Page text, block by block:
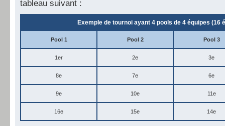
tableau suivant :
Exemple de tournoi ayant 4 pools de 4 équipes (16
Pool 1 Pool 2 Pool 3
1er 2e 3e
8e 7e 6e
9e 10e 11e
16e 15e 14e